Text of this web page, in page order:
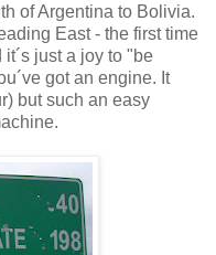
of Argentina to Bolivia.
East - the first time
it´s just a joy to "be
got an engine. It
but such an easy